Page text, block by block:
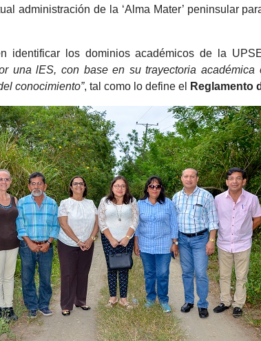
administración de la ‘Alma Mater’ peninsular
identificar los dominios académicos de la
una lES, con base en su trayectoria
conocimiento”, tal como lo define el Reglamento